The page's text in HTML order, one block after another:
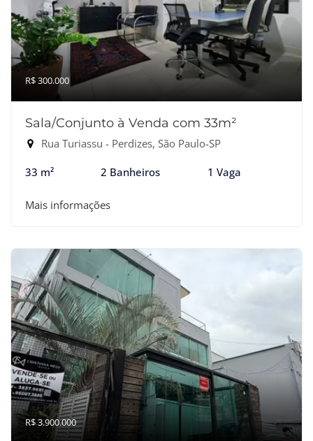
R$ 300.000
Sala/Conjunto à Venda com 33m²
Rua Turiassu - Perdizes, São Paulo-SP
33 m² 2 Banheiros 1 Vaga
Mais informações
R$ 3.900.000